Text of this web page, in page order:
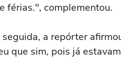
férias.", complementou.
seguida, a repórter
que sim, pois já